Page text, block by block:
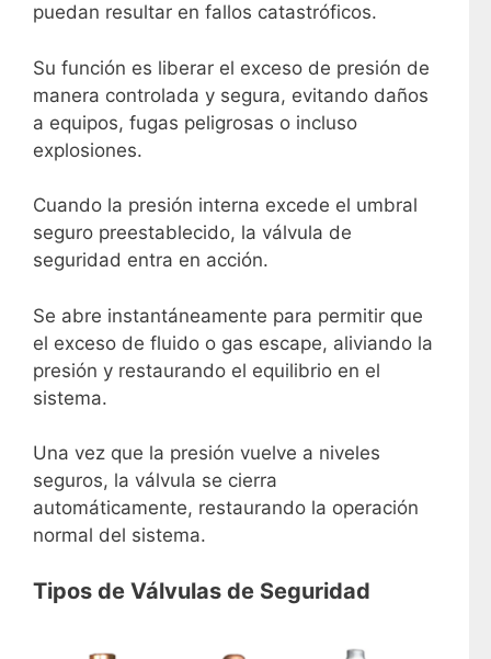
puedan resultar en fallos catastróficos.
Su función es liberar el exceso de presión de
manera controlada y segura, evitando daños
a equipos, fugas peligrosas o incluso
explosiones.
Cuando la presión interna excede el umbral
seguro preestablecido, la válvula de
seguridad entra en acción.
Se abre instantáneamente para permitir que
el exceso de fluido o gas escape, aliviando la
presión y restaurando el equilibrio en el
sistema.
Una vez que la presión vuelve a niveles
seguros, la válvula se cierra
automáticamente, restaurando la operación
normal del sistema.
Tipos de Válvulas de Seguridad